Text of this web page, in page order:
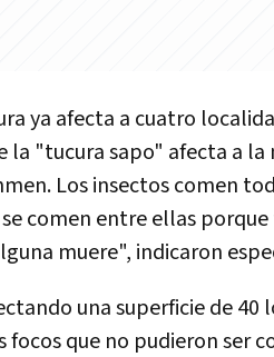
ya afecta a cuatro
la "tucura sapo" afecta a
Los insectos comen
comen entre ellas
muere", indicaron
una superficie de 40
focos que no pudieron ser